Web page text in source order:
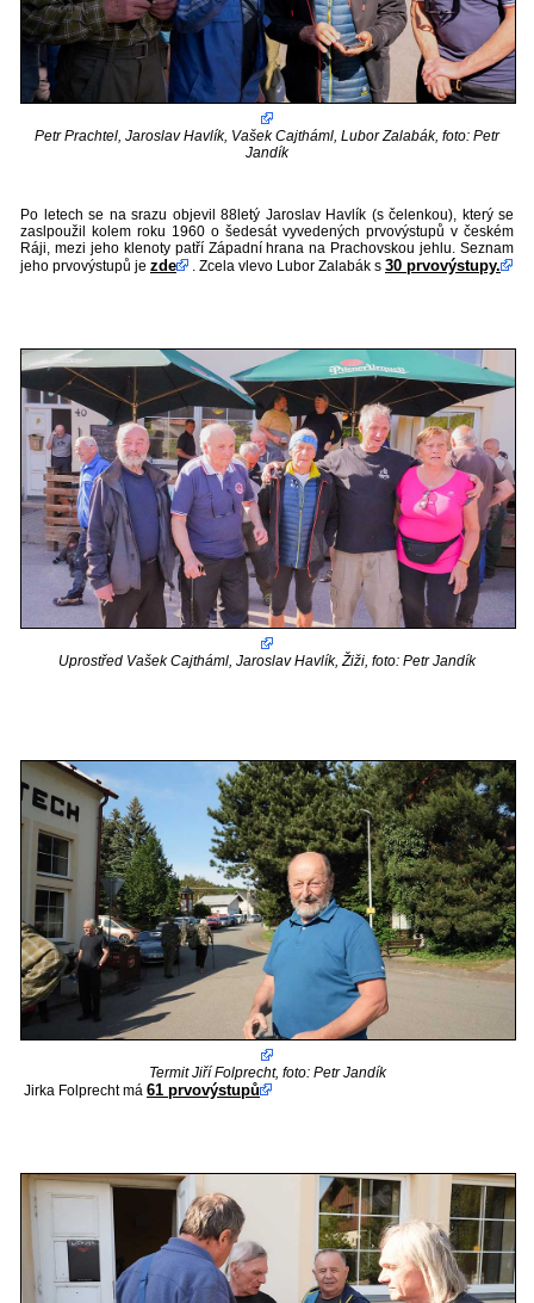
Petr Prachtel, Jaroslav Havlík, Vašek Cajtháml, Lubor Zalabák, foto: Petr
Jandík
Po letech se na srazu objevil 88letý Jaroslav Havlík (s čelenkou), který se
zaslpoužil kolem roku 1960 o šedesát vyvedených prvovýstupů v českém
Ráji, mezi jeho klenoty patří Západní hrana na Prachovskou jehlu. Seznam
jeho prvovýstupů je zde . Zcela vlevo Lubor Zalabák s 30 prvovýstupy.
Uprostřed Vašek Cajtháml, Jaroslav Havlík, Žiži, foto: Petr Jandík
Termit Jiří Folprecht, foto: Petr Jandík
Jirka Folprecht má 61 prvovýstupů